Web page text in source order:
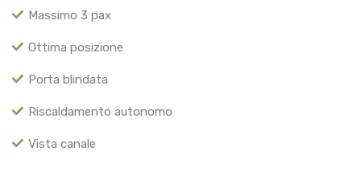
Massimo 3 pax
Ottima posizione
Porta blindata
Riscaldamento autonomo
Vista canale